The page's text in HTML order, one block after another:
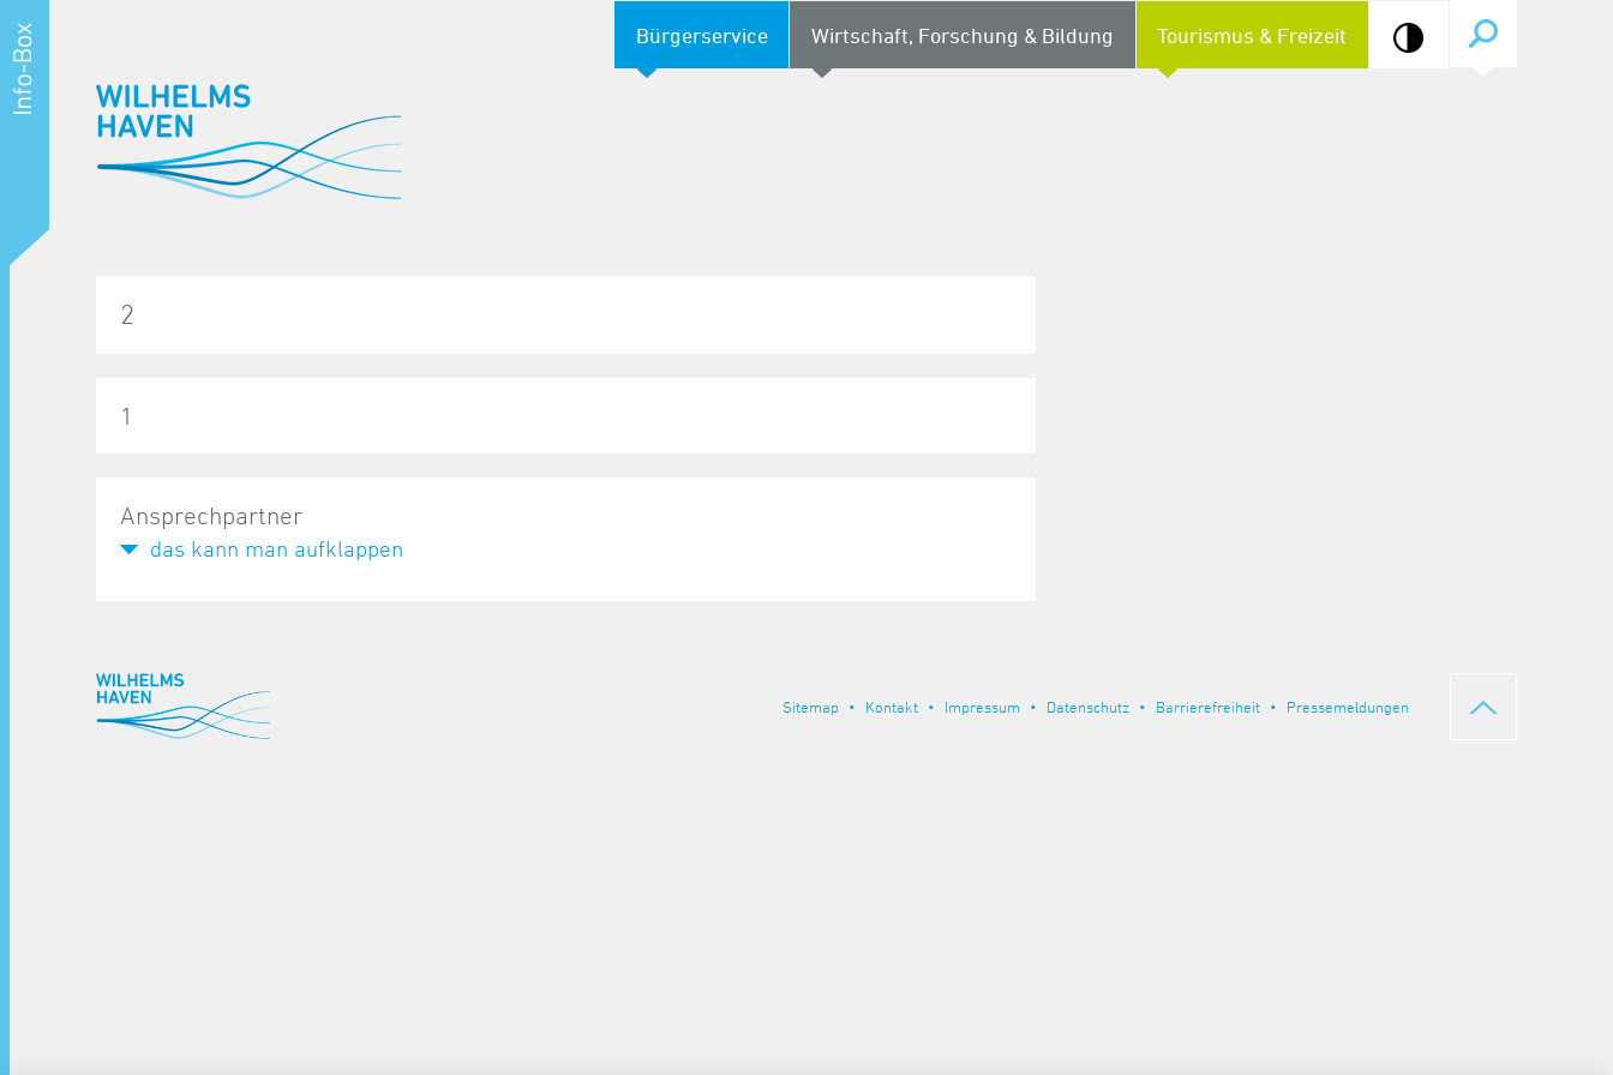
Bürgerservice Wirtschaft, Forschung & Bildung Tourismus & Freizeit
2
1
Ansprechpartner
das kann man aufklappen
Sitemap Kontakt Impressum Datenschutz Barrierefreiheit Pressemeldungen
^